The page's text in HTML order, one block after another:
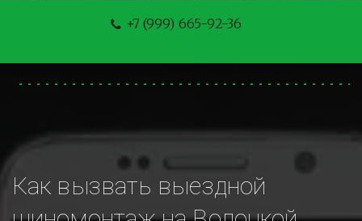
+7 (999) 665-92-36
Как вызвать выездной